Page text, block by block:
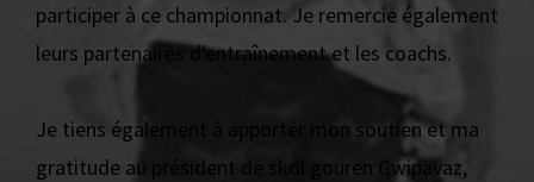
participer à ce championnat. Je remercie également
leurs partenaires d'entraînement et les coachs.
Je tiens également à apporter mon soutien et ma
gratitude au président de skol gouren Gwipavaz,